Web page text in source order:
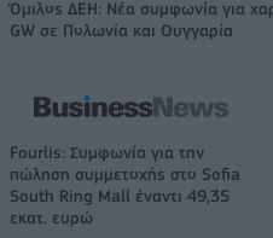
Όμιλος ΔΕΗ: Νέα συμφωνία για
GW σε Πολωνία και Ουγγαρία
Fourlis: Συμφωνία για την
πώληση συμμετοχής στο Sofia
South Ring Mall έναντι 49,35
εκατ. ευρώ